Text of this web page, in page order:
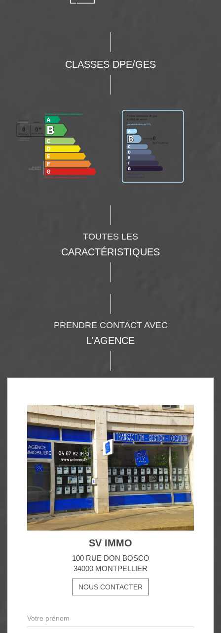
CLASSES DPE/GES
TOUTES LES
CARACTÉRISTIQUES
PRENDRE CONTACT AVEC
L'AGENCE
SV IMMO
100 RUE DON BOSCO
34000 MONTPELLIER
NOUS CONTACTER